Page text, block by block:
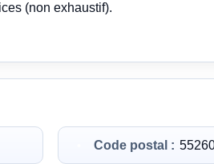
(non exhaustif).
Code postal :